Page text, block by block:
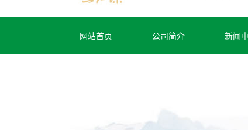
网站首页 公司简介 新闻